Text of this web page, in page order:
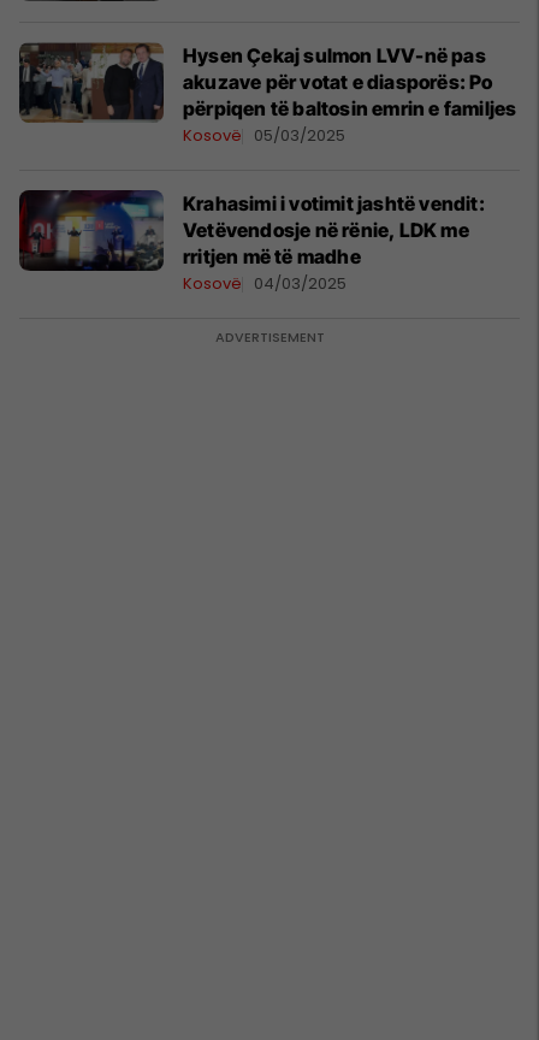
Hysen Çekaj sulmon LVV-në pas
akuzave për votat e diasporës: Po
përpiqen të baltosin emrin e familjes
Kosovë 05/03/2025
Krahasimi i votimit jashtë vendit:
Vetëvendosje në rënie, LDK me
rritjen më të madhe
Kosovë 04/03/2025